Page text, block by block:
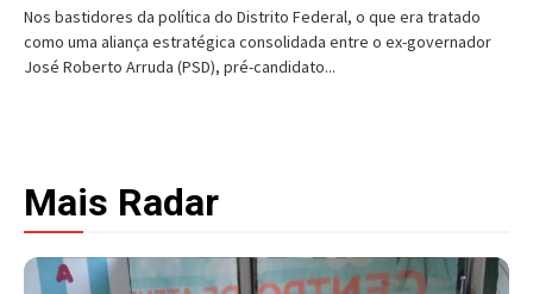
Nos bastidores da política do Distrito Federal, o que era tratado
como uma aliança estratégica consolidada entre o ex-governador
José Roberto Arruda (PSD), pré-candidato...
Mais Radar